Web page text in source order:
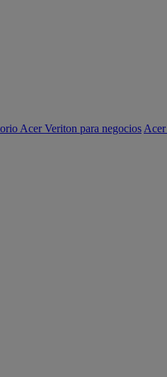
Acer Veriton para negocios